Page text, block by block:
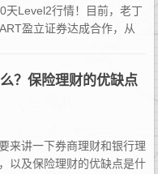
天Level2行情！目前，老丁
盈立证券达成合作，从
？保险理财的优缺点
来讲一下券商理财和银行理
以及保险理财的优缺点是什